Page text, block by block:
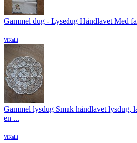
Gammel dug - Lysedug Håndlavet Med
ViKaLi
Gammel lysdug Smuk håndlavet lysdug,
en ...
ViKaLi